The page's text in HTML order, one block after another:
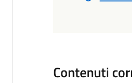
Contenuti